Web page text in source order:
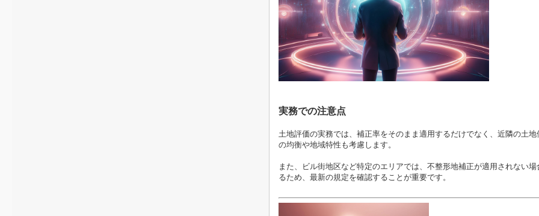
実務での注意点
土地評価の実務では、補正率をそのまま適用するだけでなく、近隣の土地
の均衡や地域特性も考慮します。
また、ビル街地区など特定のエリアでは、不整形地補正が適用されない場
るため、最新の規定を確認することが重要です。